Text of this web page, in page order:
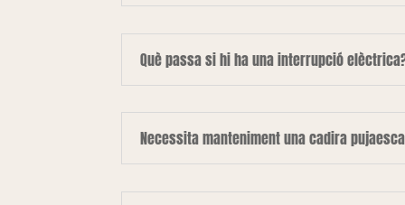
Què passa si hi ha una interrupció
Necessita manteniment una cadira